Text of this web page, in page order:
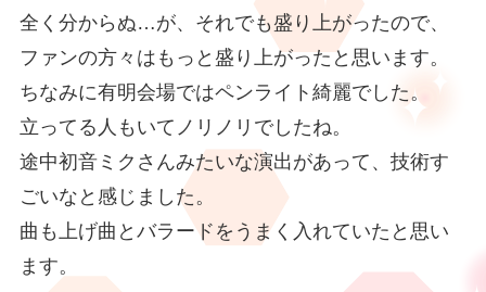
全く分からぬ…が、それでも盛り上がったので、
ファンの方々はもっと盛り上がったと思います。
ちなみに有明会場ではペンライト綺麗でした。
立ってる人もいてノリノリでしたね。
途中初音ミクさんみたいな演出があって、技術す
ごいなと感じました。
曲も上げ曲とバラードをうまく入れていたと思い
ます。